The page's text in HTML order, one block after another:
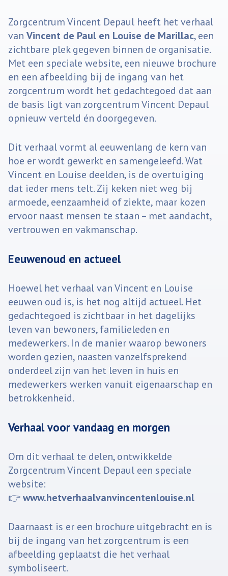
Zorgcentrum Vincent Depaul heeft het verhaal
van Vincent de Paul en Louise de Marillac, een
zichtbare plek gegeven binnen de organisatie.
Met een speciale website, een nieuwe brochure
en een afbeelding bij de ingang van het
zorgcentrum wordt het gedachtegoed dat aan
de basis ligt van zorgcentrum Vincent Depaul
opnieuw verteld én doorgegeven.
Dit verhaal vormt al eeuwenlang de kern van
hoe er wordt gewerkt en samengeleefd. Wat
Vincent en Louise deelden, is de overtuiging
dat ieder mens telt. Zij keken niet weg bij
armoede, eenzaamheid of ziekte, maar kozen
ervoor naast mensen te staan – met aandacht,
vertrouwen en vakmanschap.
Eeuwenoud en actueel
Hoewel het verhaal van Vincent en Louise
eeuwen oud is, is het nog altijd actueel. Het
gedachtegoed is zichtbaar in het dagelijks
leven van bewoners, familieleden en
medewerkers. In de manier waarop bewoners
worden gezien, naasten vanzelfsprekend
onderdeel zijn van het leven in huis en
medewerkers werken vanuit eigenaarschap en
betrokkenheid.
Verhaal voor vandaag en morgen
Om dit verhaal te delen, ontwikkelde
Zorgcentrum Vincent Depaul een speciale
website:
👉www.hetverhaalvanvincentenlouise.nl
Daarnaast is er een brochure uitgebracht en is
bij de ingang van het zorgcentrum is een
afbeelding geplaatst die het verhaal
symboliseert.